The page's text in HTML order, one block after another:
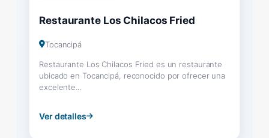
Restaurante Los Chilacos Fried
Tocancipá
Restaurante Los Chilacos Fried es un restaurante
ubicado en Tocancipá, reconocido por ofrecer una
excelente...
Ver detalles